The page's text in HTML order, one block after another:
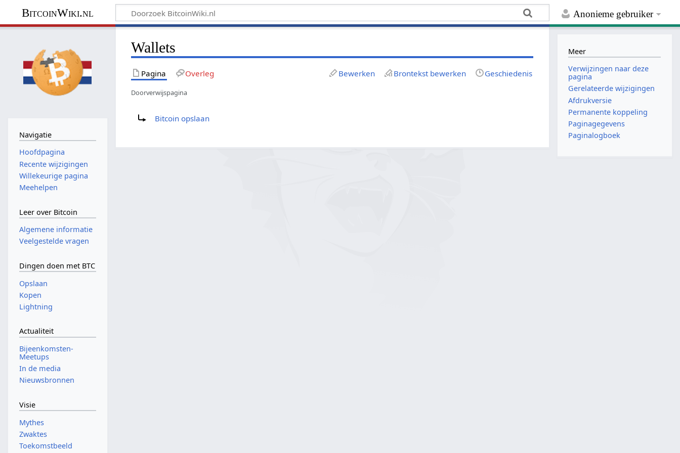
Anonieme gebruiker
BitcoinWiki.nl
Wallets
Pagina Overleg Bewerken Brontekst bewerken Geschiedenis
Doorverwijspagina
Bitcoin opslaan
Navigatie
Hoofdpagina
Recente wijzigingen
Willekeurige pagina
Meehelpen
Leer over Bitcoin
Algemene informatie
Veelgestelde vragen
Dingen doen met BTC
Opslaan
Kopen
Lightning
Actualiteit
Bijeenkomsten-
Meetups
In de media
Nieuwsbronnen
Visie
Mythes
Zwaktes
Toekomstbeeld
Meer
Verwijzingen naar deze
pagina
Gerelateerde wijzigingen
Afdrukversie
Permanente koppeling
Paginagegevens
Paginalogboek